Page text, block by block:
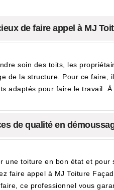
de faire appel à MJ
soin des toits, les
de la structure. Pour ce faire,
adaptés pour faire le travail.
de qualité en
une toiture en bon état et pour
faire appel à MJ Toiture
ce professionnel vous